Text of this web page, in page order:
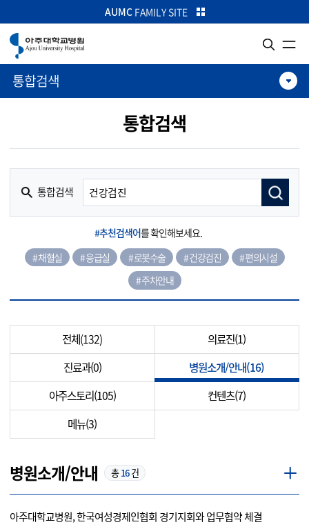
본문으로 가기
주메뉴로 가기
카피라이트로 가기
AUMCFAMILY SITE
통합검색
통합검색
통합검색
#추천검색어를 확인해보세요.
# 채혈실
# 응급실 # 로봇수술 # 건강검진
# 편의시설
# 주차안내
전체(132)
의료진(1)
진료과(0)
병원소개/안내(16)
아주스토리(105)
컨텐츠(7)
메뉴(3)
병원소개/안내 총16건
아주대학교병원, 한국여성경제인협회 경기지회와 업무협약 체결